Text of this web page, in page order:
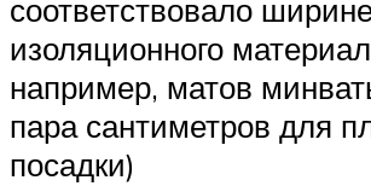
соответствовало
изоляционного
например, матов
пара сантиметров для
посадки)